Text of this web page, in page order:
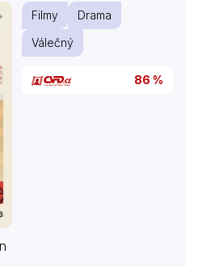
Filmy
Drama
Válečný
86 %